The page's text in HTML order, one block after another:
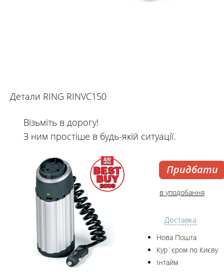
Детали RING RINVС150
Візьміть в дорогу!
З ним простіше в будь-якій ситуації.
Придбати
в уподобання
Доставка
Нова Пошта
Кур`єром по Києву
Інтайм